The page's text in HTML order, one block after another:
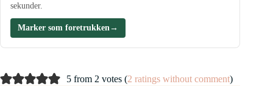
sekunder.
Marker som foretrukken →
5 from 2 votes (2 ratings without comment)